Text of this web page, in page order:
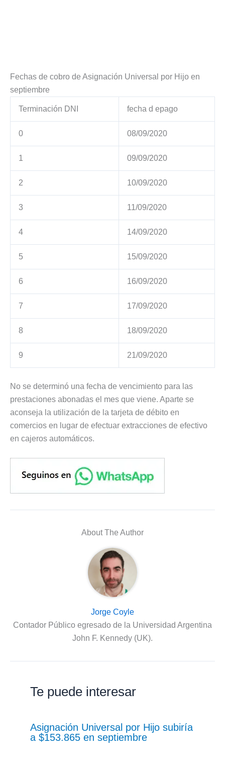
Fechas de cobro de Asignación Universal por Hijo en
septiembre
Terminación DNI fecha d epago
0 08/09/2020
1 09/09/2020
2 10/09/2020
3 11/09/2020
4 14/09/2020
5 15/09/2020
6 16/09/2020
7 17/09/2020
8 18/09/2020
9 21/09/2020
No se determinó una fecha de vencimiento para las
prestaciones abonadas el mes que viene. Aparte se
aconseja la utilización de la tarjeta de débito en
comercios en lugar de efectuar extracciones de efectivo
en cajeros automáticos.
About The Author
Jorge Coyle
Contador Público egresado de la Universidad Argentina
John F. Kennedy (UK).
Te puede interesar
Asignación Universal por Hijo subiría
a $153.865 en septiembre